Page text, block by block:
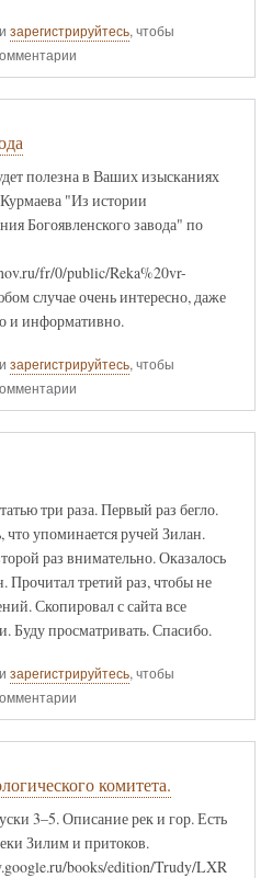
зарегистрируйтесь, чтобы
полезна в Ваших изысканиях
"Из истории
Богоявленского завода" по
fr/0/public/Reka%20vr-
случае очень интересно, даже
и информативно.
зарегистрируйтесь, чтобы
три раза. Первый раз бегло.
что упоминается ручей Зилан.
раз внимательно. Оказалось
Прочитал третий раз, чтобы не
Скопировал с сайта все
Буду просматривать. Спасибо.
зарегистрируйтесь, чтобы
комитета.
3–5. Описание рек и гор. Есть
Зилим и притоков.
books/edition/Trudy/LXR